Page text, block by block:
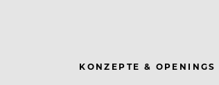
KONZEPTE & OPENINGS